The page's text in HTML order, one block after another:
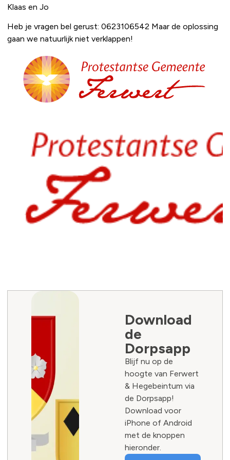
Klaas en Jo
Heb je vragen bel gerust: 0623106542 Maar de oplossing
gaan we natuurlijk niet verklappen!
Download
de
Dorpsapp
Blijf nu op de
hoogte van Ferwert
& Hegebeintum via
de Dorpsapp!
Download voor
iPhone of Android
met de knoppen
hieronder.